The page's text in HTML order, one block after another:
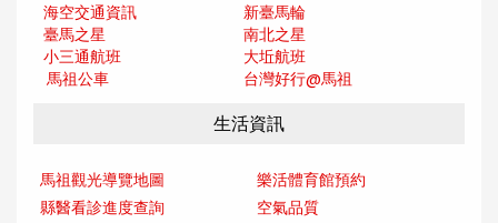
海空交通資訊
新臺馬輪
臺馬之星
南北之星
小三通航班
大坵航班
馬祖公車
台灣好行@馬祖
生活資訊
馬祖觀光導覽地圖
樂活體育館預約
縣醫看診進度查詢
空氣品質